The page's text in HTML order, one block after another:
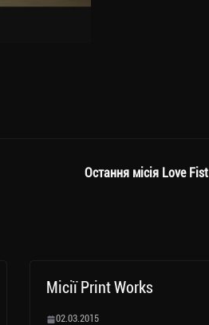
Остання місія Love Fist
Місії Print Works
02.03.2015